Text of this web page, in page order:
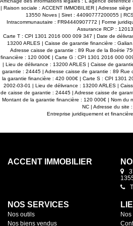
pour les acquéreurs en
? Contactez-nous pour
organiser une visite.
| Raison sociale : ACCENT IMMOBILIER | Adresse
13550 Noves | Siret : 44090777200055 |
Intracommunautaire : FR94440907772 | Forme
Assurance RCP :
Carte T : CPI 1301 2016 000 009 347 | Date de
13200 ARLES | Caisse de garantie financière :
Adresse caisse de garantie : 89 Rue de la Boétie
financière : 120 000€ | Carte G : CPI 1301 2016 000
| Lieu de délivrance : 13200 ARLES | Caisse de
garantie : 24445 | Adresse caisse de garantie : 89 Rue
la garantie financière : 420 000€ | Carte S : CPI 1301
2002-03-01 | Lieu de délivrance : 13200 ARLES |
de caisse de garantie : 24445 | Adresse caisse de
Montant de la garantie financière : 120 000€ | Nom du
NC | Adresse du site :
Entreprise juridiquement et
ACCENT IMMOBILIER
NOS SERVICES
Nos outils
Nos biens vendus